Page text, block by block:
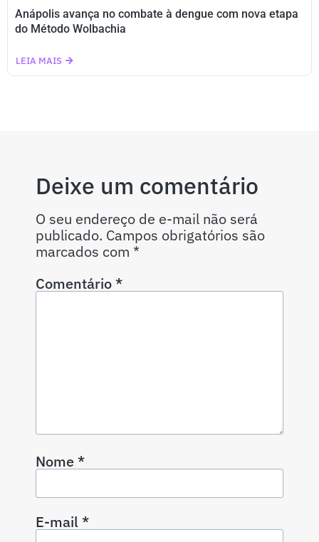
Anápolis avança no combate à dengue com nova etapa
do Método Wolbachia
LEIA MAIS
Deixe um comentário
O seu endereço de e-mail não será
publicado. Campos obrigatórios são
marcados com *
Comentário*
Nome*
E-mail*